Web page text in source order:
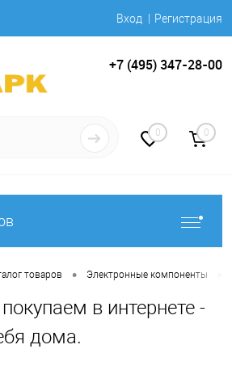
Вход Регистрация
+7 (495) 347-28-00
0 0
товаров • Электронные компоненты
в интернете -
дома.